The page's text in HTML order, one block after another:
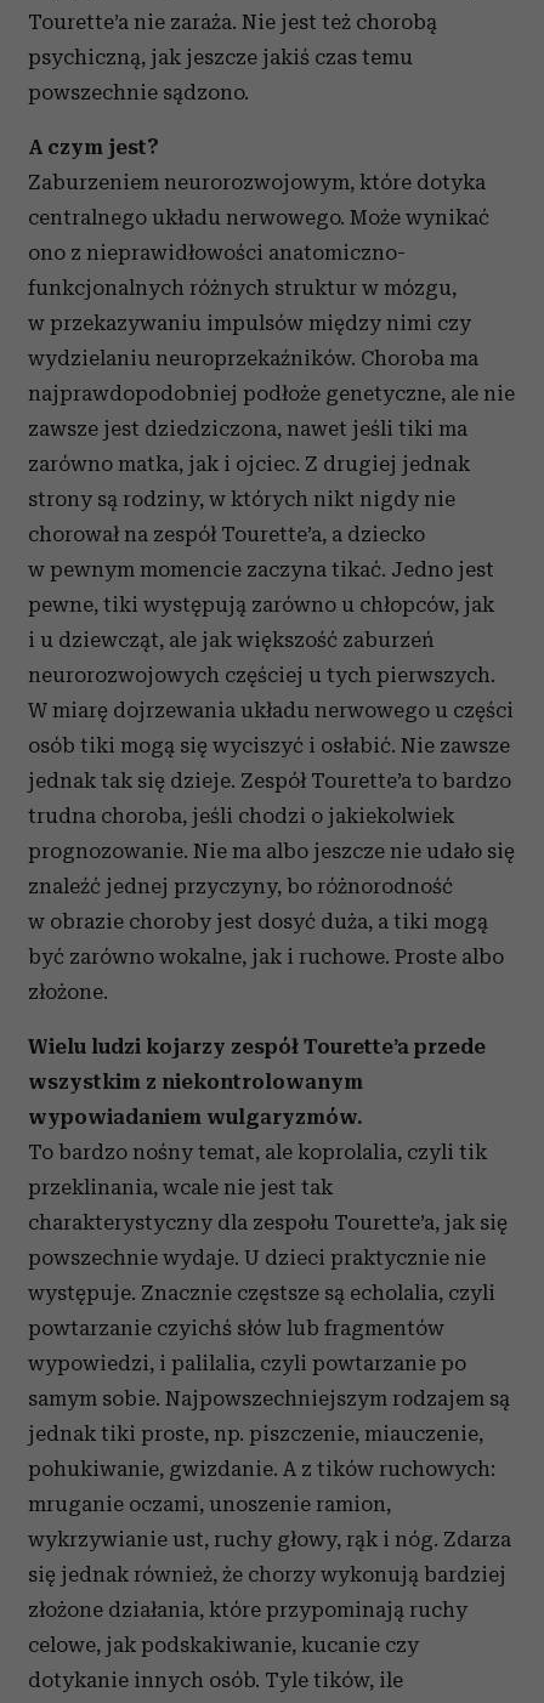
Tourette’a nie zaraża. Nie jest też chorobą
psychiczną, jak jeszcze jakiś czas temu
powszechnie sądzono.
A czym jest?
Zaburzeniem neurorozwojowym, które dotyka
centralnego układu nerwowego. Może wynikać
ono z nieprawidłowości anatomiczno-
funkcjonalnych różnych struktur w mózgu,
w przekazywaniu impulsów między nimi czy
wydzielaniu neuroprzekaźników. Choroba ma
najprawdopodobniej podłoże genetyczne, ale nie
zawsze jest dziedziczona, nawet jeśli tiki ma
zarówno matka, jak i ojciec. Z drugiej jednak
strony są rodziny, w których nikt nigdy nie
chorował na zespół Tourette’a, a dziecko
w pewnym momencie zaczyna tikać. Jedno jest
pewne, tiki występują zarówno u chłopców, jak
i u dziewcząt, ale jak większość zaburzeń
neurorozwojowych częściej u tych pierwszych.
W miarę dojrzewania układu nerwowego u części
osób tiki mogą się wyciszyć i osłabić. Nie zawsze
jednak tak się dzieje. Zespół Tourette’a to bardzo
trudna choroba, jeśli chodzi o jakiekolwiek
prognozowanie. Nie ma albo jeszcze nie udało się
znaleźć jednej przyczyny, bo różnorodność
w obrazie choroby jest dosyć duża, a tiki mogą
być zarówno wokalne, jak i ruchowe. Proste albo
złożone.
Wielu ludzi kojarzy zespół Tourette’a przede
wszystkim z niekontrolowanym
wypowiadaniem wulgaryzmów.
To bardzo nośny temat, ale koprolalia, czyli tik
przeklinania, wcale nie jest tak
charakterystyczny dla zespołu Tourette’a, jak się
powszechnie wydaje. U dzieci praktycznie nie
występuje. Znacznie częstsze są echolalia, czyli
powtarzanie czyichś słów lub fragmentów
wypowiedzi, i palilalia, czyli powtarzanie po
samym sobie. Najpowszechniejszym rodzajem są
jednak tiki proste, np. piszczenie, miauczenie,
pohukiwanie, gwizdanie. A z tików ruchowych:
mruganie oczami, unoszenie ramion,
wykrzywianie ust, ruchy głowy, rąk i nóg. Zdarza
się jednak również, że chorzy wykonują bardziej
złożone działania, które przypominają ruchy
celowe, jak podskakiwanie, kucanie czy
dotykanie innych osób. Tyle tików, ile